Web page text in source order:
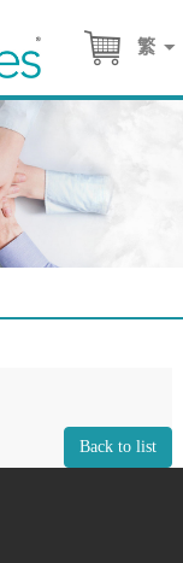
繁
Back to list